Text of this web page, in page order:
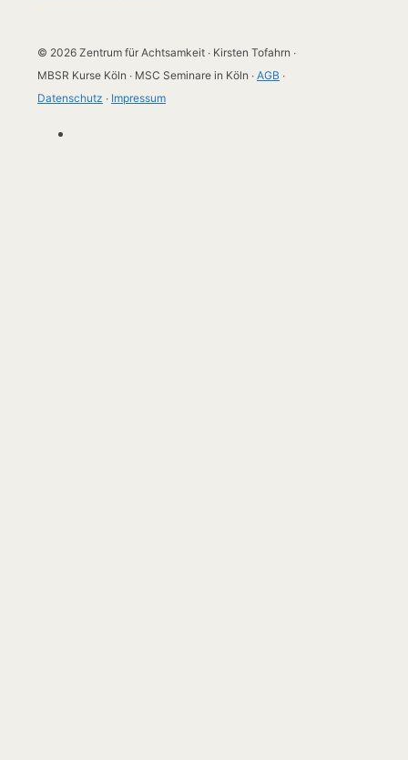
© 2026 Zentrum für Achtsamkeit ∙ Kirsten Tofahrn ∙
MBSR Kurse Köln ∙ MSC Seminare in Köln ∙ AGB ∙
Datenschutz ∙ Impressum